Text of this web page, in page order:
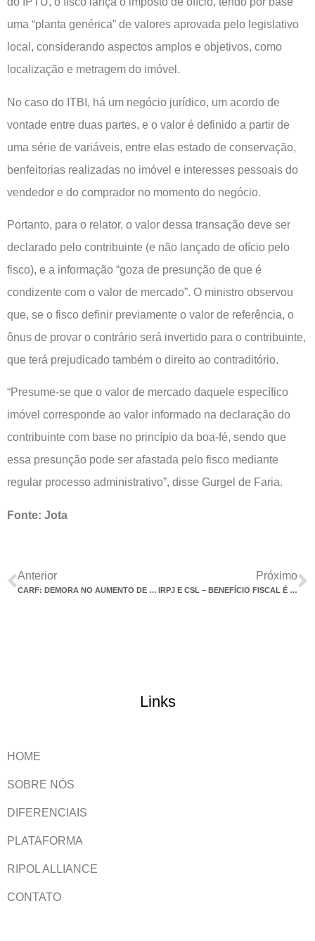
uma “planta genérica” de valores aprovada pelo legislativo
local, considerando aspectos amplos e objetivos, como
localização e metragem do imóvel.
No caso do ITBI, há um negócio jurídico, um acordo de
vontade entre duas partes, e o valor é definido a partir de
uma série de variáveis, entre elas estado de conservação,
benfeitorias realizadas no imóvel e interesses pessoais do
vendedor e do comprador no momento do negócio.
Portanto, para o relator, o valor dessa transação deve ser
declarado pelo contribuinte (e não lançado de ofício pelo
fisco), e a informação “goza de presunção de que é
condizente com o valor de mercado”. O ministro observou
que, se o fisco definir previamente o valor de referência, o
ônus de provar o contrário será invertido para o contribuinte,
que terá prejudicado também o direito ao contraditório.
“Presume-se que o valor de mercado daquele específico
imóvel corresponde ao valor informado na declaração do
contribuinte com base no princípio da boa-fé, sendo que
essa presunção pode ser afastada pelo fisco mediante
regular processo administrativo”, disse Gurgel de Faria.
Fonte: Jota
Anterior
CARF: DEMORA NO AUMENTO DE CAPITAL NÃO DESCARACTERIZA OPERAÇÃO DE ADIANTAMENTO
Próximo
IRPJ E CSL – BENEFÍCIO FISCAL É RECEITA PÚBLICA RENUNCIADA E NÃO LUCRO, REITERA JUIZ
Links
HOME
SOBRE NÓS
DIFERENCIAIS
PLATAFORMA
RIPOL ALLIANCE
CONTATO